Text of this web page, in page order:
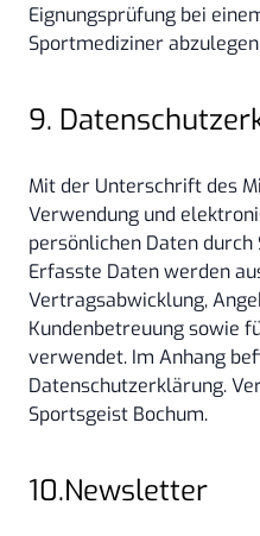
Eignungsprüfung bei
Sportmediziner
9.
Mit der Unterschrift des
Verwendung und
persönlichen Daten
Erfasste Daten werden
Vertragsabwicklung,
Kundenbetreuung sowie
verwendet. Im Anhang
Datenschutzerklärung.
Sportsgeist Bochum.
10.Newsletter